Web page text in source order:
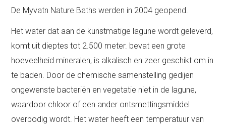
De Myvatn Nature Baths werden in 2004 geopend.
Het water dat aan de kunstmatige lagune wordt geleverd,
komt uit dieptes tot 2.500 meter. bevat een grote
hoeveelheid mineralen, is alkalisch en zeer geschikt om in
te baden. Door de chemische samenstelling gedijen
ongewenste bacteriën en vegetatie niet in de lagune,
waardoor chloor of een ander ontsmettingsmiddel
overbodig wordt. Het water heeft een temperatuur van